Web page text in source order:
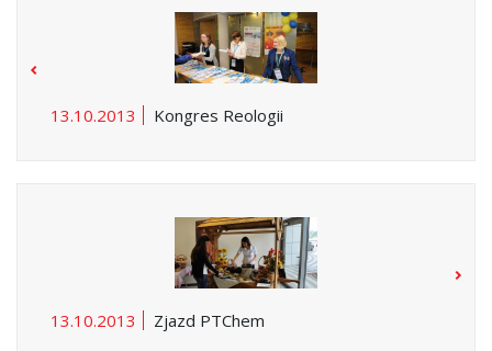
13.10.2013 Kongres Reologii
13.10.2013 Zjazd PTChem